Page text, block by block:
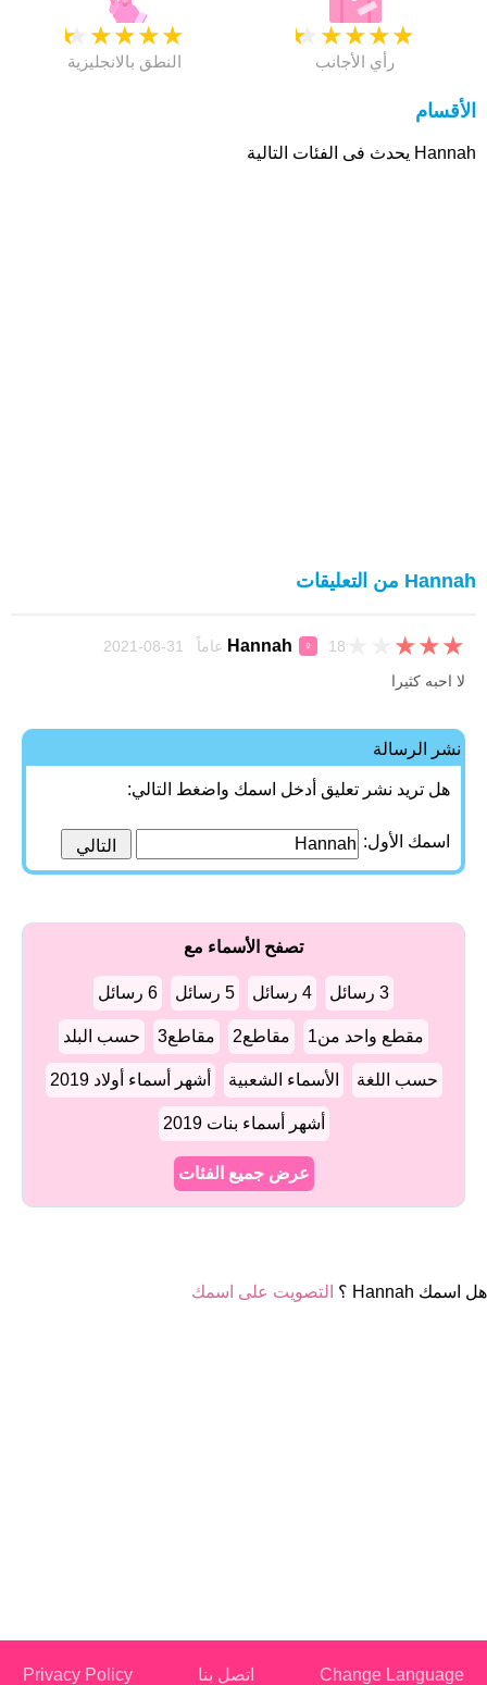
★
★
★
★
★
النطق بالانجليزية
★
★
★
★
★
رأي الأجانب
الأقسام
Hannah يحدث فى الفئات التالية
Hannah من التعليقات
Hannah ♀ 18 عاماً 31-08-2021 ★
★
★
لا احبه كثيرا
نشر الرسالة
هل تريد نشر تعليق أدخل اسمك واضغط التالي:
اسمك الأول:
تصفح الأسماء مع
3 رسائل 4 رسائل 5 رسائل 6 رسائل
مقطع واحد من1 مقاطع2 مقاطع3 حسب البلد
حسب اللغة الأسماء الشعبية أشهر أسماء أولاد 2019
أشهر أسماء بنات 2019
عرض جميع الفئات
هل اسمك Hannah ؟ التصويت على اسمك
Change Language اتصل بنا Privacy Policy